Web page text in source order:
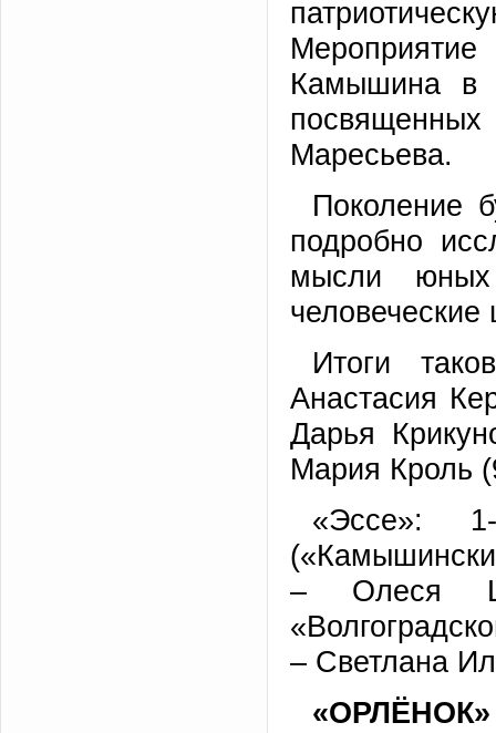
Камышина в
Маресьева.
Поколение
подробно
мысли
человеческие
Итоги
Анастасия
Дарья
Мария Кроль
«Эссе»:
– Олеся
– Светлана
«ОРЛЁНОК»